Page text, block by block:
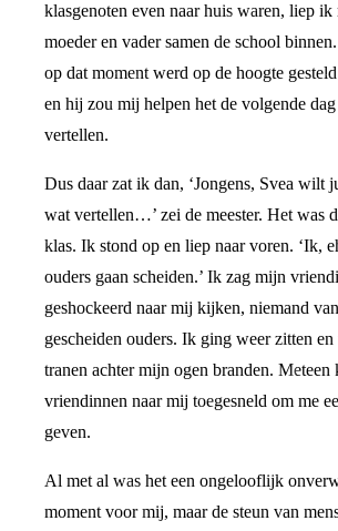
klasgenoten even naar huis waren, liep ik
moeder en vader samen de school
op dat moment werd op de hoogte
en hij zou mij helpen het de volgende dag
vertellen.
Dus daar zat ik dan, ‘Jongens, Svea wilt
wat vertellen…’ zei de meester. Het was
klas. Ik stond op en liep naar voren. ‘Ik,
ouders gaan scheiden.’ Ik zag mijn
geshockeerd naar mij kijken, niemand
gescheiden ouders. Ik ging weer zitten
tranen achter mijn ogen branden. Meteen
vriendinnen naar mij toegesneld om me
geven.
Al met al was het een ongelooflijk
moment voor mij, maar de steun van